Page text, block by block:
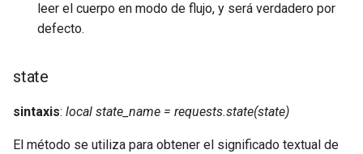
testcookie
leer el cuerpo en modo de flujo, y será verdadero por
defecto.
state
sintaxis: local state_name = requests.state(state)
El método se utiliza para obtener el significado textual de